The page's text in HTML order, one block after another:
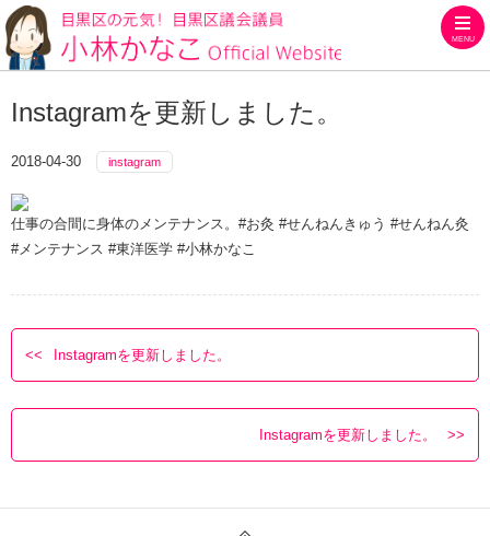
MENU
Instagramを更新しました。
2018-04-30 instagram
仕事の合間に身体のメンテナンス。#お灸 #せんねんきゅう #せんねん灸
#メンテナンス #東洋医学 #小林かなこ
Instagramを更新しました。
Instagramを更新しました。